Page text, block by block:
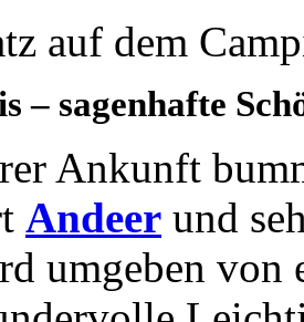
auf dem
– sagenhafte
Ankunft
Andeer und
umgeben von